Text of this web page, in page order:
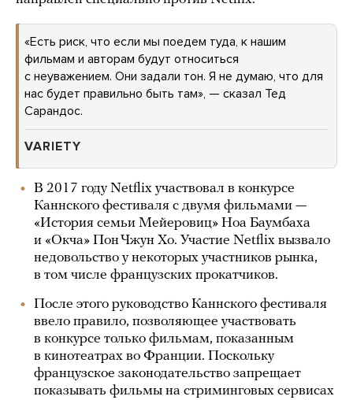
«Есть риск, что если мы поедем туда, к нашим
фильмам и авторам будут относиться
с неуважением. Они задали тон. Я не думаю, что для
нас будет правильно быть там», — сказал Тед
Сарандос.
VARIETY
В 2017 году Netflix участвовал в конкурсе
Каннского фестиваля с двумя фильмами —
«История семьи Мейеровиц» Ноа Баумбаха
и «Окча» Пон Чжун Хо. Участие Netflix вызвало
недовольство у некоторых участников рынка,
в том числе французских прокатчиков.
После этого руководство Каннского фестиваля
ввело правило, позволяющее участвовать
в конкурсе только фильмам, показанным
в кинотеатрах во Франции. Поскольку
французское законодательство запрещает
показывать фильмы на стриминговых сервисах